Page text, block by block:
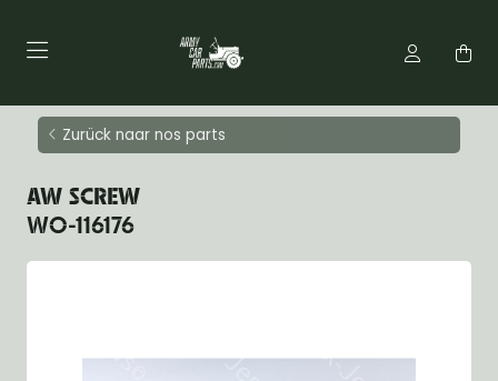
Zurück naar nos parts
AW SCREW
WO-116176